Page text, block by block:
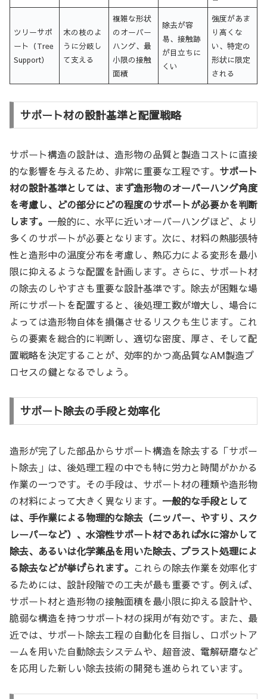
ツリーサポ
ート（Tree
Support）
木の枝のよ
うに分岐し
て支える
複雑な形状
のオーバー
ハング、最
小限の接触
面積
除去が容
易、接触跡
が目立ちに
くい
強度があま
り高くな
い、特定の
形状に限定
される
サポート材の設計基準と配置戦略
サポート構造の設計は、造形物の品質と製造コストに直接
的な影響を与えるため、非常に重要な工程です。 サポート
材の設計基準としては、まず造形物のオーバーハング角度
を考慮し、どの部分にどの程度のサポートが必要かを判断
します。 一般的に、水平に近いオーバーハングほど、より
多くのサポートが必要となります。次に、材料の熱膨張特
性と造形中の温度分布を考慮し、熱応力による変形を最小
限に抑えるような配置を計画します。さらに、サポート材
の除去のしやすさも重要な設計基準です。除去が困難な場
所にサポートを配置すると、後処理工数が増大し、場合に
よっては造形物自体を損傷させるリスクも生じます。これ
らの要素を総合的に判断し、適切な密度、厚さ、そして配
置戦略を決定することが、効率的かつ高品質なAM製造プ
ロセスの鍵となるでしょう。
サポート除去の手段と効率化
造形が完了した部品からサポート構造を除去する「サポー
ト除去」は、後処理工程の中でも特に労力と時間がかかる
作業の一つです。その手段は、サポート材の種類や造形物
の材料によって大きく異なります。 一般的な手段として
は、手作業による物理的な除去（ニッパー、やすり、スク
レーパーなど）、水溶性サポート材であれば水に溶かして
除去、あるいは化学薬品を用いた除去、ブラスト処理によ
る除去などが挙げられます。 これらの除去作業を効率化す
るためには、設計段階での工夫が最も重要です。例えば、
サポート材と造形物の接触面積を最小限に抑える設計や、
脆弱な構造を持つサポート材の採用が有効です。また、最
近では、サポート除去工程の自動化を目指し、ロボットア
ームを用いた自動除去システムや、超音波、電解研磨など
を応用した新しい除去技術の開発も進められています。